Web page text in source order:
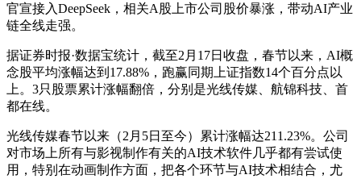
官宣接入DeepSeek，相关A股上市公司股价暴涨，带动AI产业
链全线走强。
据证券时报·数据宝统计，截至2月17日收盘，春节以来，AI概
念股平均涨幅达到17.88%，跑赢同期上证指数14个百分点以
上。3只股票累计涨幅翻倍，分别是光线传媒、航锦科技、首
都在线。
光线传媒春节以来（2月5日至今）累计涨幅达211.23%。公司
对市场上所有与影视制作有关的AI技术软件几乎都有尝试使
用，特别在动画制作方面，把各个环节与AI技术相结合，尤